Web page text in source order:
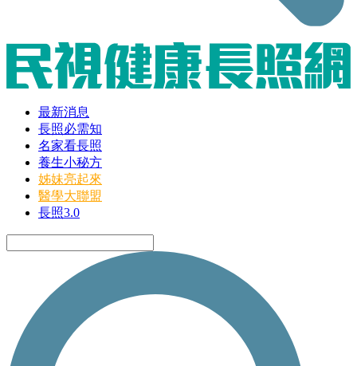
最新消息
長照必需知
名家看長照
養生小秘方
姊妹亮起來
醫學大聯盟
長照3.0